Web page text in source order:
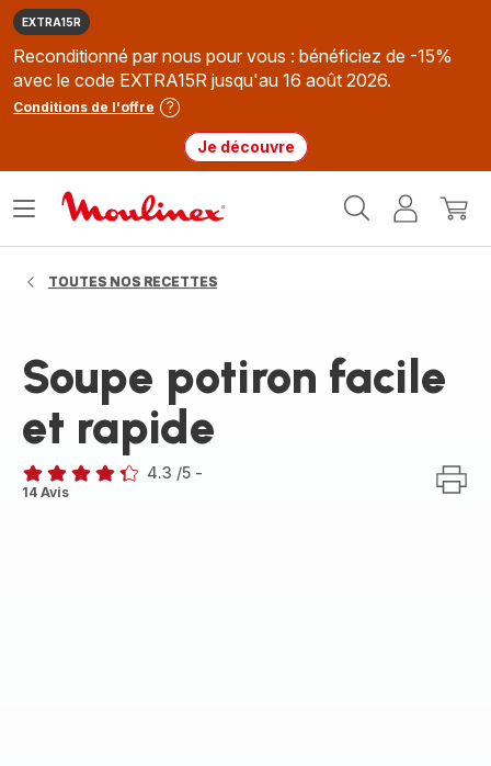
EXTRA15R
Reconditionné par nous pour vous : bénéficiez de -15%
avec le code EXTRA15R jusqu'au 16 août 2026.
Conditions de l'offre
Je découvre
MonMon
Ouvrir
TOUTES NOS RECETTES
Soupe potiron facile
et rapide
ratings.4.3
4.3 /5 -
14 Avis